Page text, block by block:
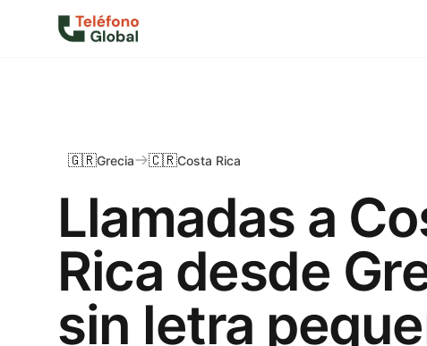
Llamadas a
Rica desde
sin letra
🇬🇷Grecia 🇨🇷Costa Rica